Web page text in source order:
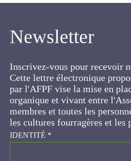
Newsletter
Cette lettre électronique
gratuitement par l'AFPF vise
d'un lien organique et vivant
ses membres et toutes les
concernées par les cultures
prairies.
IDENTITÉ*